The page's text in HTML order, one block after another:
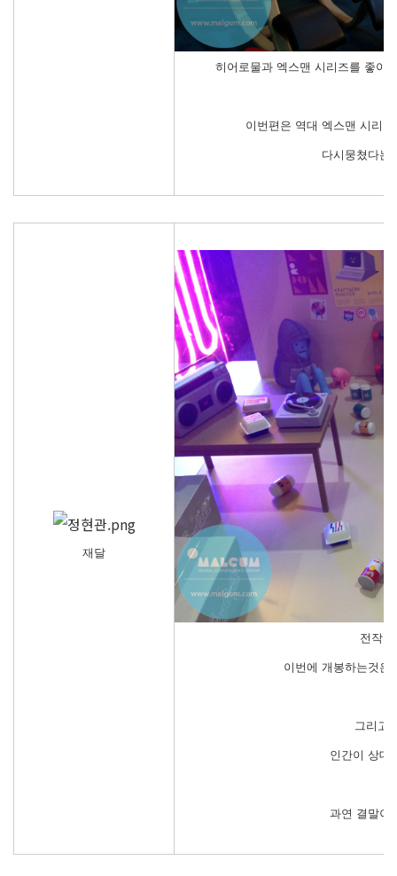
히어로물과 엑스맨 시리즈를 좋아
이번편은 역대 엑스맨 시리
다시뭉쳤다는
재달
전작
이번에 개봉하는것은
그리고
인간이 상대
과연 결말이